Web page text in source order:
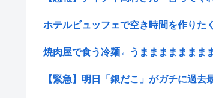
ホテルビュッフェで空き時間を作りた
焼肉屋で食う冷麺←うままままままま
【緊急】明日「銀だこ」がガチに過